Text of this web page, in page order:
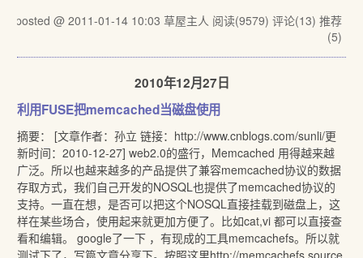
posted @ 2011-01-14 10:03 草屋主人 阅读(9579) 评论(13) 推荐
(5)
2010年12月27日
利用FUSE把memcached当磁盘使用
摘要： [文章作者：孙立 链接：http://www.cnblogs.com/sunli/更
新时间：2010-12-27] web2.0的盛行，Memcached 用得越来越
广泛。所以也越来越多的产品提供了兼容memcached协议的数据
存取方式，我们自己开发的NOSQL也提供了memcached协议的
支持。一直在想，是否可以把这个NOSQL直接挂载到磁盘上，这
样在某些场合，使用起来就更加方便了。比如cat,vi 都可以直接查
看和编辑。 google了一下 ，有现成的工具memcachefs。所以就
测试下了，写篇文章分享下。按照这里http://memcachefs.source